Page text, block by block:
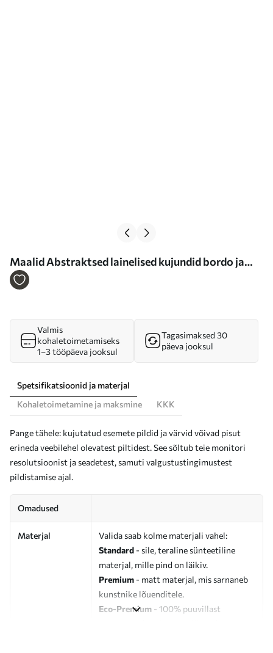
Maalid Abstraktsed lainelised kujundid bordo ja
kreemika toonides, kihilised tekstuurid Nr m30689
Valmis
kohaletoimetamiseks
1–3 tööpäeva jooksul
Tagasimaksed 30
päeva jooksul
Spetsifikatsioonid ja materjal
Kohaletoimetamine ja maksmine
KKK
Pange tähele: kujutatud esemete pildid ja värvid võivad pisut
erineda veebilehel olevatest piltidest. See sõltub teie monitori
resolutsioonist ja seadetest, samuti valgustustingimustest
pildistamise ajal.
Omadused
Materjal
Valida saab kolme materjali vahel:
Standard - sile, teraline sünteetiline
materjal, mille pind on läikiv.
Premium - matt materjal, mis sarnaneb
kunstnike lõuenditele.
Eco-Premium - 100% puuvillast